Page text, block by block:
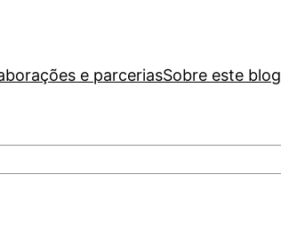
e parceriasSobre este blog